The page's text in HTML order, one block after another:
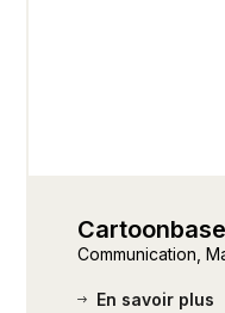
Cartoonbase
Communication,
En savoir plus